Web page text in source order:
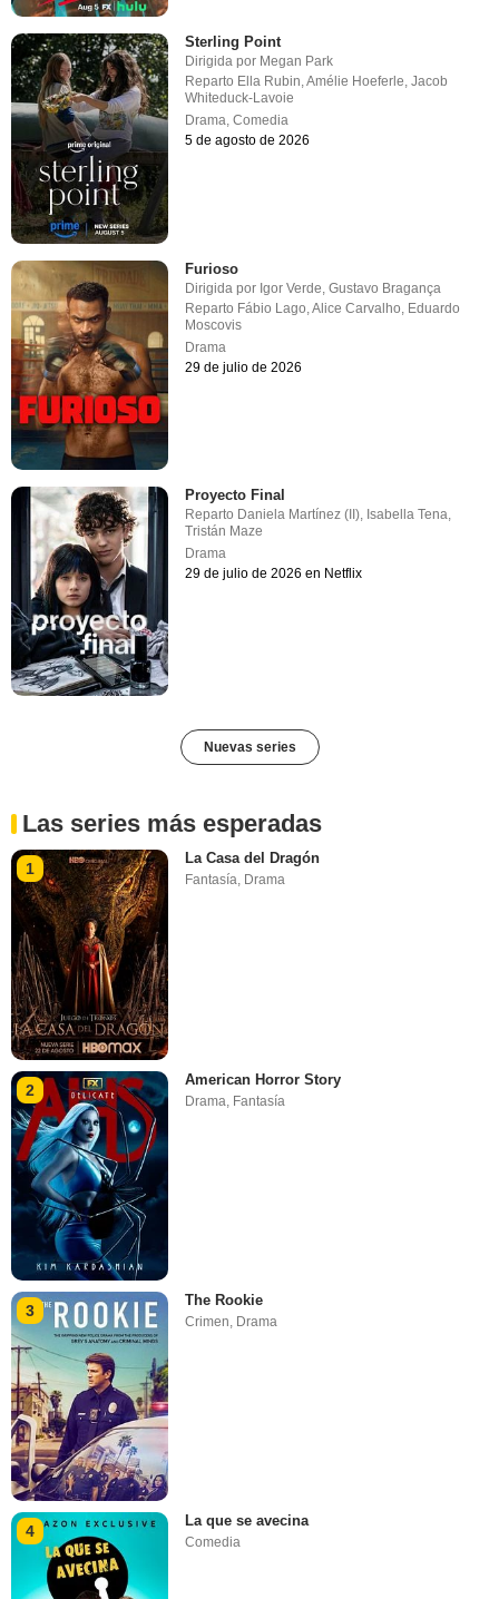
Sterling Point
Dirigida por Megan Park
Reparto Ella Rubin,Amélie Hoeferle,Jacob
Whiteduck-Lavoie
Drama,Comedia
5 de agosto de 2026
Furioso
Dirigida por Igor Verde ,Gustavo Bragança
Reparto Fábio Lago ,Alice Carvalho Eduardo
Moscovis
Drama
29 de julio de 2026
Proyecto Final
Reparto Daniela Martínez (II), Isabella Tena,
Tristán Maze
Drama
29 de julio de 2026 en Netflix
Nuevas series
Las series más esperadas
1
La Casa del Dragón
Fantasía, Drama
2
American Horror Story
Drama Fantasía
3
The Rookie
Crimen, Drama
4
La que se avecina
Comedia